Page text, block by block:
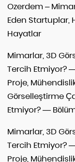
Ozerdem –
Eden Startuplar,
Hayatlar
Mimarlar, 3D
Tercih Etmiyor?
Proje,
Görselleştirme
Etmiyor? —
Mimarlar, 3D
Tercih Etmiyor?
Proje,